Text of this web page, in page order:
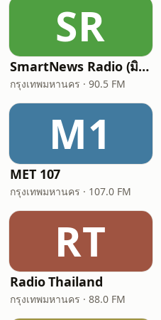
SR
SmartNews Radio (มิติข่าว 90.5)
กรุงเทพมหานคร · 90.5 FM
M1
MET 107
กรุงเทพมหานคร · 107.0 FM
RT
Radio Thailand
กรุงเทพมหานคร · 88.0 FM